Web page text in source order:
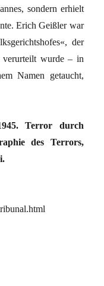
sondern erhielt
Erich Geißler war
der
verurteilt wurde – in
Namen getaucht,
Terror durch
des Terrors,